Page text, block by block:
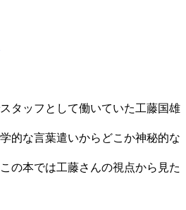
タッフとして働いていた工藤国雄
的な言葉遣いからどこか神秘的な
の本では工藤さんの視点から見た